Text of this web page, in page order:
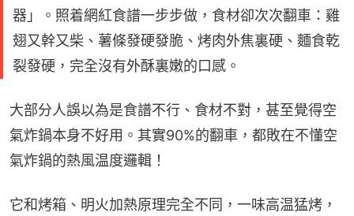
器」。照着網紅食譜一步步做，食材卻次次翻車：雞
翅又幹又柴、薯條發硬發脆、烤肉外焦裏硬、麵食乾
裂發硬，完全沒有外酥裏嫩的口感。
大部分人誤以為是食譜不行、食材不對，甚至覺得空
氣炸鍋本身不好用。其實90%的翻車，都敗在不懂空
氣炸鍋的熱風温度邏輯！
它和烤箱、明火加熱原理完全不同，一味高温猛烤，